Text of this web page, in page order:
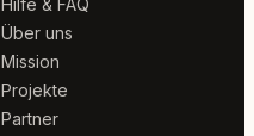
Hilfe & FAQ
Über uns
Mission
Projekte
Partner